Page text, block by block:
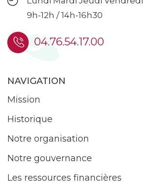
9h-12h / 14h-16h30
04.76.54.17.00
NAVIGATION
Mission
Historique
Notre organisation
Notre gouvernance
Les ressources financières